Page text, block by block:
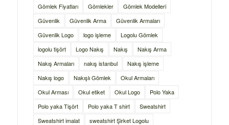
Gömlek Fiyatları
Gömlekler
Gömlek Modelleri
Güvenlik
Güvenlik Arma
Güvenlik Armaları
Güvenlik Logo
logo işleme
Logolu Gömlek
logolu tişört
Logo Nakış Nakış
Nakış Arma
Nakış Armaları
nakış istanbul
Nakış işleme
Nakış logo
Nakışlı Gömlek
Okul Armaları
Okul Arması
Okul etiket Okul Logo
Polo Yaka
Polo yaka Tişört
Polo yaka T shirt
Sweatshirt
Sweatshirt imalat
sweatshirt Şirket Logolu